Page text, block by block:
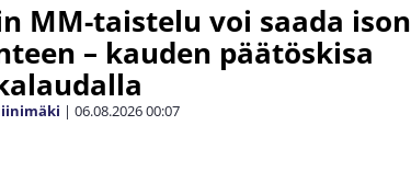
MM-taistelu voi saada ison
– kauden päätöskisa
| 06.08.202600:07